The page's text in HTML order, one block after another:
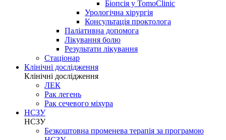
Біопсія у TomoClinic
Урологічна хірургія
Консультація проктолога
Паліативна допомога
Лікування болю
Результати лікування
Стаціонар
Клінічні дослідження
Клінічні дослідження
ЛЕК
Рак легень
Рак сечевого міхура
НСЗУ
НСЗУ
Безкоштовна променева терапія за програмою